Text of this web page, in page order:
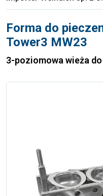
Forma do
Tower3 MW23
3-poziomowa wieża